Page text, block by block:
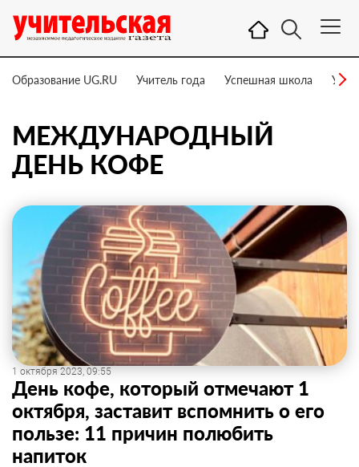
Образование UG.RU Учитель года Успешная школа
МЕЖДУНАРОДНЫЙ
ДЕНЬ КОФЕ
1 октября 2023, 09:55
День кофе, который отмечают 1
октября, заставит вспомнить о его
пользе: 11 причин полюбить
напиток